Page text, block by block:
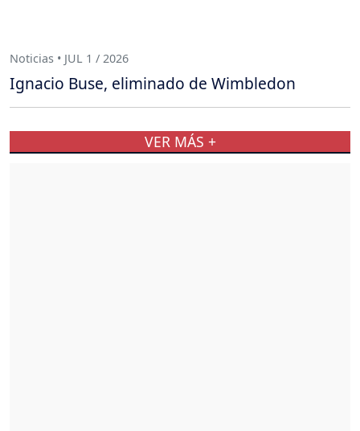
Noticias • JUL 1 / 2026
Ignacio Buse, eliminado de Wimbledon
VER MÁS +